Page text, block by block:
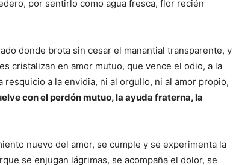
por sentirlo como agua fresca, flor recién
donde brota sin cesar el manantial transparente, y
cristalizan en amor mutuo, que vence el odio, a la
a la envidia, ni al orgullo, ni al amor propio,
con el perdón mutuo, la ayuda fraterna, la
nuevo del amor, se cumple y se experimenta la
se enjugan lágrimas, se acompaña el dolor, se